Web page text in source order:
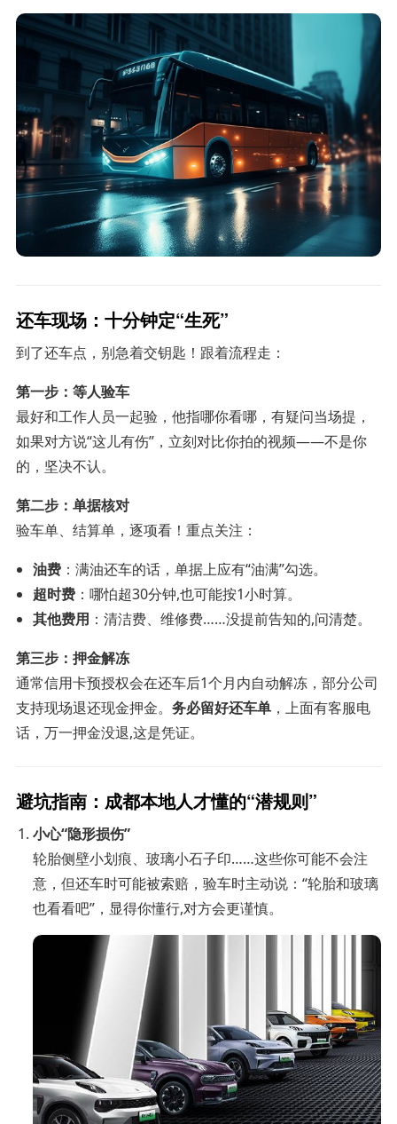
还车现场：十分钟定“生死”
到了还车点，别急着交钥匙！跟着流程走：
第一步：等人验车
最好和工作人员一起验，他指哪你看哪，有疑问当场提，
如果对方说“这儿有伤”，立刻对比你拍的视频——不是你
的，坚决不认。
第二步：单据核对
验车单、结算单，逐项看！重点关注：
油费 ：满油还车的话，单据上应有“油满”勾选。
超时费 ：哪怕超30分钟,也可能按1小时算。
其他费用 ：清洁费、维修费……没提前告知的,问清楚。
第三步：押金解冻
通常信用卡预授权会在还车后1个月内自动解冻，部分公司
支持现场退还现金押金。 务必留好还车单，上面有客服电
话，万一押金没退,这是凭证。
避坑指南：成都本地人才懂的“潜规则”
小心“隐形损伤”
轮胎侧壁小划痕、玻璃小石子印……这些你可能不会注
意，但还车时可能被索赔，验车时主动说：“轮胎和玻璃
也看看吧”，显得你懂行,对方会更谨慎。